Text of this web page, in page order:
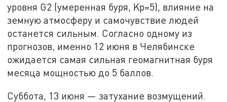
уровня G2 (умеренная буря, Kp=5), влияние на
земную атмосферу и самочувствие людей
останется сильным. Согласно одному из
прогнозов, именно 12 июня в Челябинске
ожидается самая сильная геомагнитная буря
месяца мощностью до 5 баллов.
Суббота, 13 июня — затухание возмущений.